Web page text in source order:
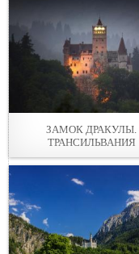
ЗАМОК ДРАКУЛЫ.
ТРАНСИЛЬВАНИЯ